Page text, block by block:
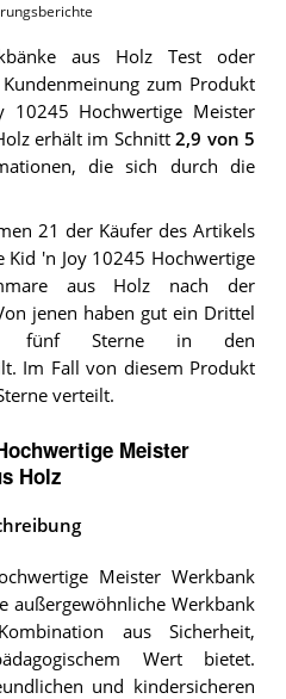
aus Holz Test oder
zum Produkt
10245 Hochwertige Meister
erhält im Schnitt2,9 von 5
die sich durch die
21 der Käufer des Artikels
'n Joy 10245 Hochwertige
aus Holz nach der
jenen haben gut ein Drittel
fünf Sterne in den
Im Fall von diesem Produkt
verteilt.
Meister
Holz
Meister Werkbank
außergewöhnliche Werkbank
aus Sicherheit,
Wert bietet.
und kindersicheren